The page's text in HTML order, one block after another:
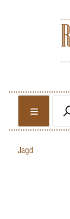
Jagd